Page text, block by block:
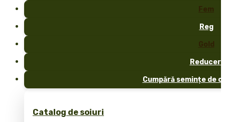
Fem
Reg
Gold
Reduceri
Cumpără semințe de
Catalog de soiuri